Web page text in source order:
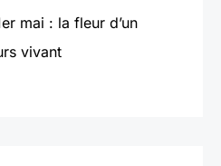
mai : la fleur d’un
vivant